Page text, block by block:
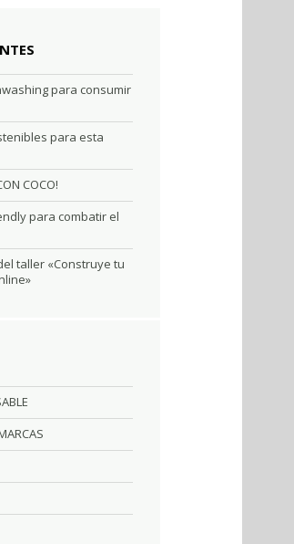
para consumir
para esta
COCO!
para combatir el
taller «Construye tu